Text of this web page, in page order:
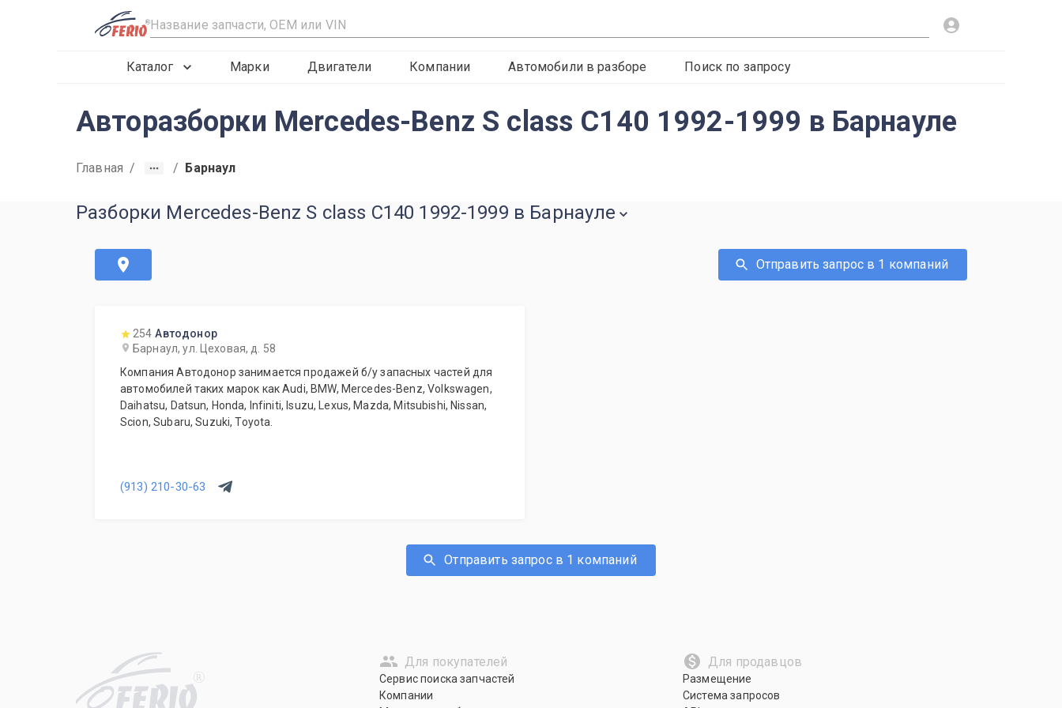
R
Каталог Марки Двигатели Компании Автомобили в разборе Поиск по запросу
Авторазборки Mercedes-Benz S class C140 1992-1999 в Барнауле
Главная / / Барнаул
Разборки Mercedes-Benz S class C140 1992-1999 в Барнауле
Отправить запрос в 1 компаний
254 Автодонор
Барнаул, ул. Цеховая, д. 58
Компания Автодонор занимается продажей б/у запасных частей для
автомобилей таких марок как Audi, BMW, Mercedes-Benz, Volkswagen,
Daihatsu, Datsun, Honda, Infiniti, Isuzu, Lexus, Mazda, Mitsubishi, Nissan,
Scion, Subaru, Suzuki, Toyota.
(913) 210-30-63
Отправить запрос в 1 компаний
R
Для покупателей
Сервис поиска запчастей
Компании
Для продавцов
Размещение
Система запросов